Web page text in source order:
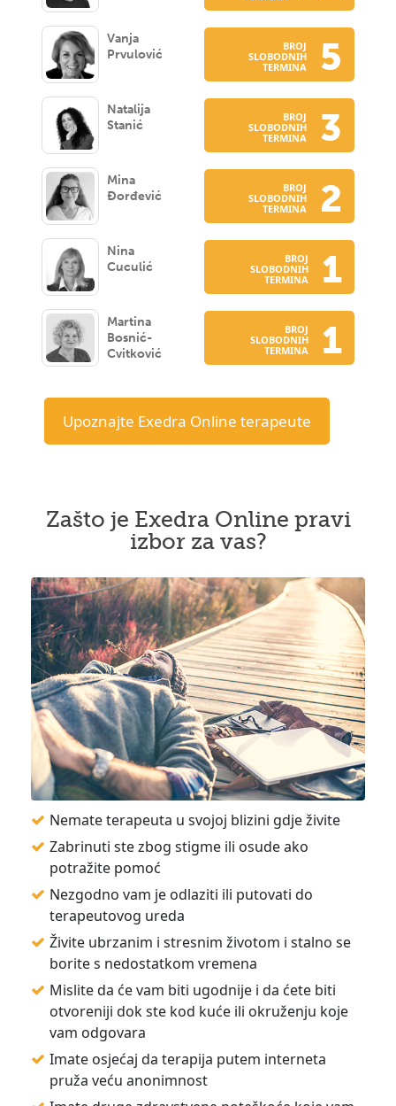
Vanja
Prvulović
BROJ
SLOBODNIH
TERMINA
5
Natalija
Stanić
BROJ
SLOBODNIH
TERMINA
3
Mina
Đorđević
BROJ
SLOBODNIH
TERMINA
2
Nina
Cuculić
BROJ
SLOBODNIH
TERMINA
1
Martina
Bosnić-
Cvitković
BROJ
SLOBODNIH
TERMINA
1
Upoznajte Exedra Online terapeute
Zašto je Exedra Online pravi
izbor za vas?
Nemate terapeuta u svojoj blizini gdje živite
Zabrinuti ste zbog stigme ili osude ako
potražite pomoć
Nezgodno vam je odlaziti ili putovati do
terapeutovog ureda
Živite ubrzanim i stresnim životom i stalno se
borite s nedostatkom vremena
Mislite da će vam biti ugodnije i da ćete biti
otvoreniji dok ste kod kuće ili okruženju koje
vam odgovara
Imate osjećaj da terapija putem interneta
pruža veću anonimnost